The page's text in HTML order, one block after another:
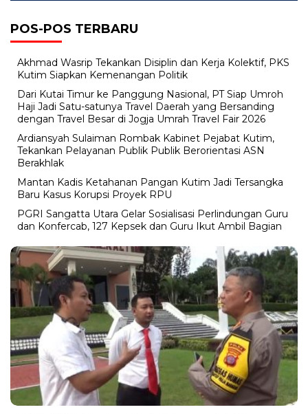
POS-POS TERBARU
Akhmad Wasrip Tekankan Disiplin dan Kerja Kolektif, PKS
Kutim Siapkan Kemenangan Politik
Dari Kutai Timur ke Panggung Nasional, PT Siap Umroh
Haji Jadi Satu-satunya Travel Daerah yang Bersanding
dengan Travel Besar di Jogja Umrah Travel Fair 2026
Ardiansyah Sulaiman Rombak Kabinet Pejabat Kutim,
Tekankan Pelayanan Publik Publik Berorientasi ASN
Berakhlak
Mantan Kadis Ketahanan Pangan Kutim Jadi Tersangka
Baru Kasus Korupsi Proyek RPU
PGRI Sangatta Utara Gelar Sosialisasi Perlindungan Guru
dan Konfercab, 127 Kepsek dan Guru Ikut Ambil Bagian